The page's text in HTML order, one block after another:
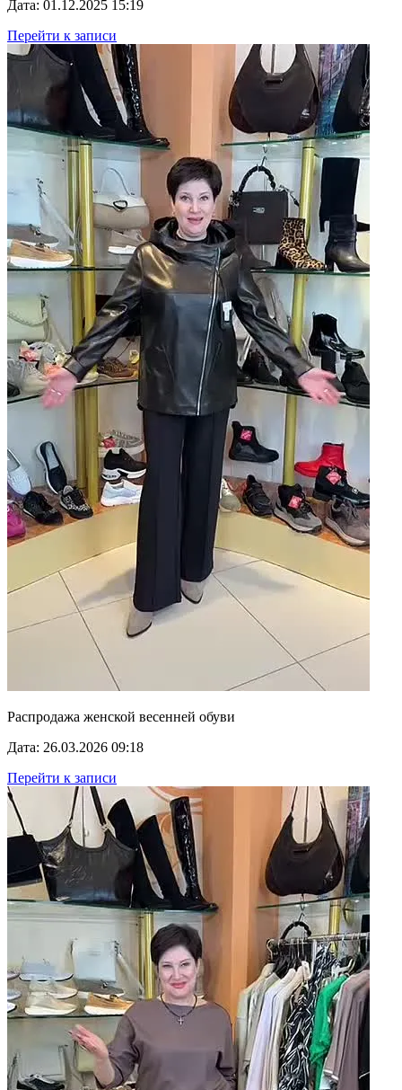
Дата: 01.12.2025 15:19
Перейти к записи
Распродажа женской весенней обуви
Дата: 26.03.2026 09:18
Перейти к записи